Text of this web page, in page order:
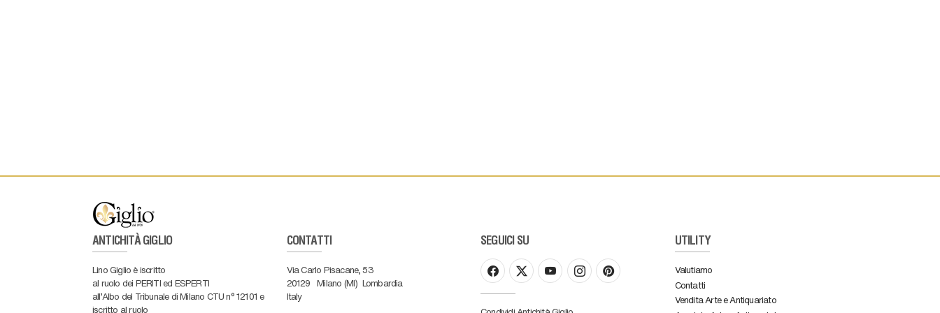
ANTICHITÀ GIGLIO
Lino Giglio è iscritto
al ruolo dei PERITI ed ESPERTI
all'Albo del Tribunale di Milano CTU n° 12101 e
iscritto al ruolo
CONTATTI
Via Carlo Pisacane, 53
20129 Milano (MI) Lombardia
Italy
SEGUICI SU UTILITY
Valutiamo
Contatti
Vendita Arte e Antiquariato